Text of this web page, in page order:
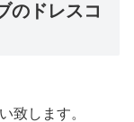
のドレスコ
致します。